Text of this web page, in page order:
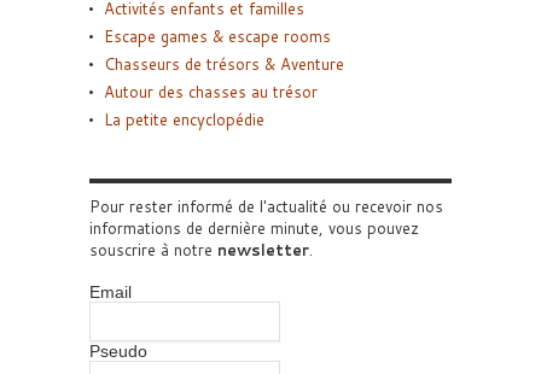
Activités enfants et familles
Escape games & escape rooms
Chasseurs de trésors & Aventure
Autour des chasses au trésor
La petite encyclopédie
Pour rester informé de l'actualité ou recevoir nos
informations de dernière minute, vous pouvez
souscrire à notre newsletter.
Email
Pseudo